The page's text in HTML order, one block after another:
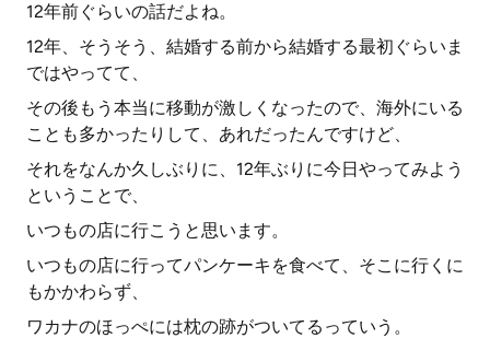
12年前ぐらいの話だよね。
12年、そうそう、結婚する前から結婚する最初ぐらいま
ではやってて、
その後もう本当に移動が激しくなったので、海外にいる
ことも多かったりして、あれだったんですけど、
それをなんか久しぶりに、12年ぶりに今日やってみよう
ということで、
いつもの店に行こうと思います。
いつもの店に行ってパンケーキを食べて、そこに行くに
もかかわらず、
ワカナのほっぺには枕の跡がついてるっていう。